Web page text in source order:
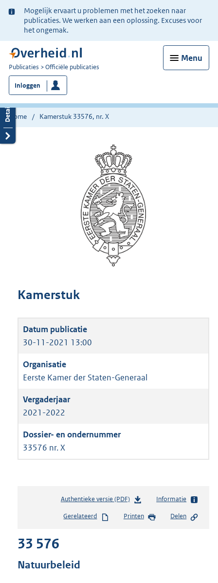
Ter
informatie:
Mogelijk ervaart u problemen met het zoeken naar
publicaties. We werken aan een oplossing. Excuses voor
het ongemak.
Menu
U
bent
nu
hier:
Publicaties Officiële publicaties
Inloggen
Home Kamerstuk 33576, nr. X
Kamerstuk
30-11-2021 13:00
Eerste Kamer der Staten-Generaal
2021-2022
33576 nr. X
Authentieke versie (PDF)b
s
Informatie
Gerelateerd Printen Delen
33 576
Natuurbeleid